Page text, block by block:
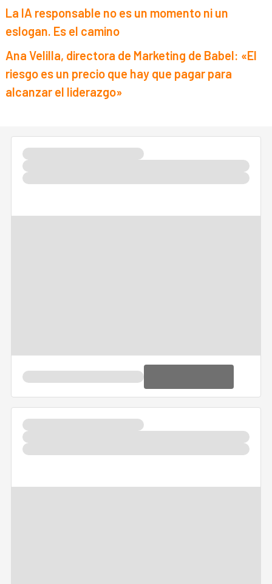
La IA responsable no es un momento ni un
eslogan. Es el camino
Ana Velilla, directora de Marketing de Babel: «El
riesgo es un precio que hay que pagar para
alcanzar el liderazgo»